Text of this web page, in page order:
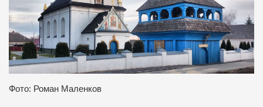
Фото: Роман Маленков